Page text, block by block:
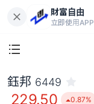
財富自由
立即使用
鈺邦 6449
229.50 0.87%